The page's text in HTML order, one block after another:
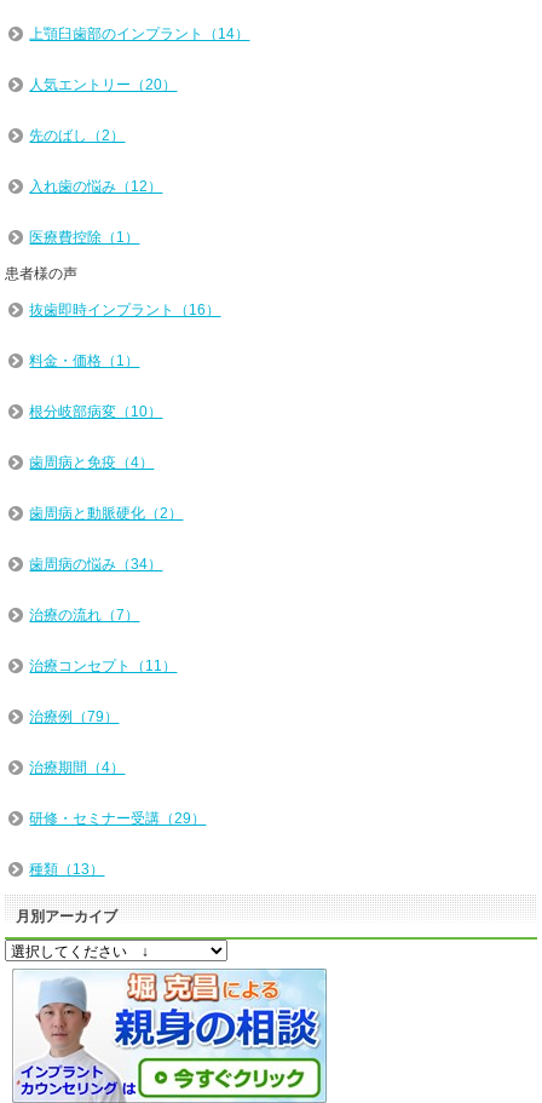
上顎臼歯部のインプラント（14）
人気エントリー（20）
先のばし（2）
入れ歯の悩み（12）
医療費控除（1）
患者様の声
抜歯即時インプラント（16）
料金・価格（1）
根分岐部病変（10）
歯周病と免疫（4）
歯周病と動脈硬化（2）
歯周病の悩み（34）
治療の流れ（7）
治療コンセプト（11）
治療例（79）
治療期間（4）
研修・セミナー受講（29）
種類（13）
月別アーカイブ